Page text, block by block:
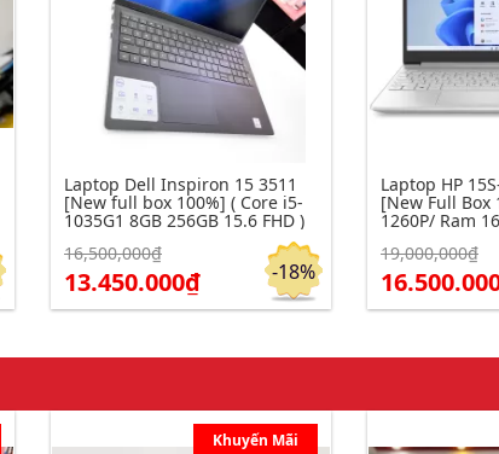
Click để xem chi tiết Đặt hàng
Laptop Dell Inspiron 15 3511
[New full box 100%] ( Core i5-
1035G1 8GB 256GB 15.6 FHD )
16,500,000₫
13.450.000₫ -18%
Click để xem chi
Laptop HP
[New Full Box 100%]
1260P/ Ram
19,000,000₫
Khuyến Mãi